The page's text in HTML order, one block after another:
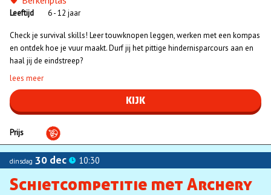
Leeftijd 6 - 12 jaar
Check je survival skills! Leer touwknopen leggen, werken met een kompas
en ontdek hoe je vuur maakt. Durf jij het pittige hindernisparcours aan en
haal jij de eindstreep?
lees meer
KIJK
Prijs
dinsdag 30 dec 10:30
Schietcompetitie met Archery